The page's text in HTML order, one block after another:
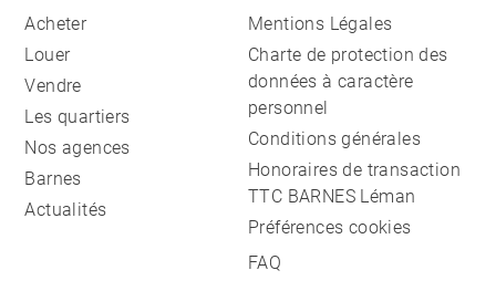
Acheter
Louer
Vendre
Les quartiers
Nos agences
Barnes
Actualités
Mentions Légales
Charte de protection des
données à caractère
personnel
Conditions générales
Honoraires de transaction
TTC BARNES Léman
Préférences cookies
FAQ